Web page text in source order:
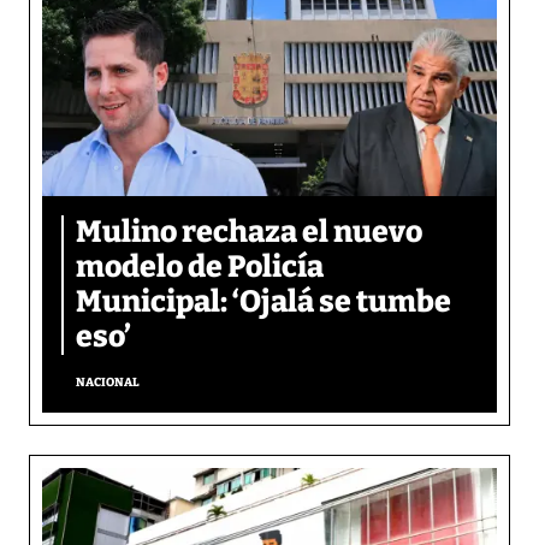
Mulino rechaza el nuevo
modelo de Policía
Municipal: ‘Ojalá se tumbe
eso’
NACIONAL